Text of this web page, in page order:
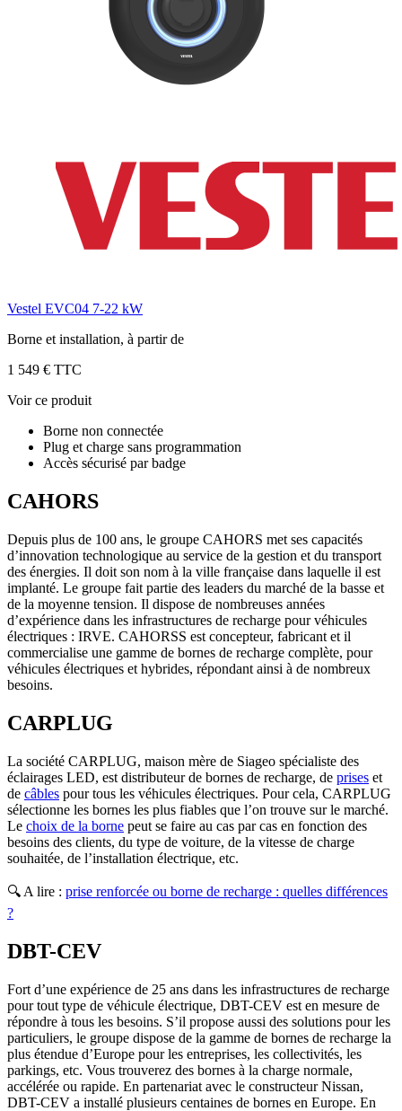
Vestel EVC04 7-22 kW
Borne et installation, à partir de
1 549 € TTC
Voir ce produit
Borne non connectée
Plug et charge sans programmation
Accès sécurisé par badge
CAHORS
Depuis plus de 100 ans, le groupe CAHORS met ses capacités
d’innovation technologique au service de la gestion et du transport
des énergies. Il doit son nom à la ville française dans laquelle il est
implanté. Le groupe fait partie des leaders du marché de la basse et
de la moyenne tension. Il dispose de nombreuses années
d’expérience dans les infrastructures de recharge pour véhicules
électriques : IRVE. CAHORSS est concepteur, fabricant et il
commercialise une gamme de bornes de recharge complète, pour
véhicules électriques et hybrides, répondant ainsi à de nombreux
besoins.
CARPLUG
La société CARPLUG, maison mère de Siageo spécialiste des
éclairages LED, est distributeur de bornes de recharge, de prises et
de câbles pour tous les véhicules électriques. Pour cela, CARPLUG
sélectionne les bornes les plus fiables que l’on trouve sur le marché.
Le choix de la borne peut se faire au cas par cas en fonction des
besoins des clients, du type de voiture, de la vitesse de charge
souhaitée, de l’installation électrique, etc.
🔍 A lire : prise renforcée ou borne de recharge : quelles différences
?
DBT-CEV
Fort d’une expérience de 25 ans dans les infrastructures de recharge
pour tout type de véhicule électrique, DBT-CEV est en mesure de
répondre à tous les besoins. S’il propose aussi des solutions pour les
particuliers, le groupe dispose de la gamme de bornes de recharge la
plus étendue d’Europe pour les entreprises, les collectivités, les
parkings, etc. Vous trouverez des bornes à la charge normale,
accélérée ou rapide. En partenariat avec le constructeur Nissan,
DBT-CEV a installé plusieurs centaines de bornes en Europe. En